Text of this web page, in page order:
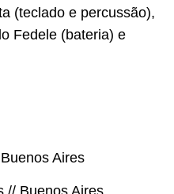
(teclado e percussão),
Fedele (bateria) e
Aires
// Buenos Aires